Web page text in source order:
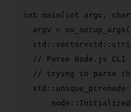
int main ( int argc, char
  argv =
uv_setup_args
// Parse Node.js
// trying to parse
      node::